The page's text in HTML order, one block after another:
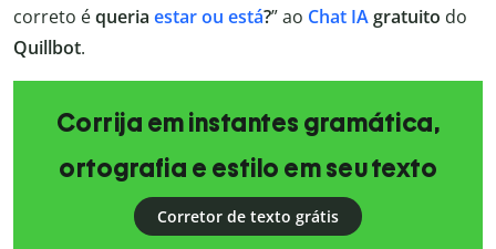
correto équeria estar ou está?” ao Chat IAgratuito do
Quillbot.
Corrija em instantes gramática,
ortografia e estilo em seu texto
Corretor de texto grátis